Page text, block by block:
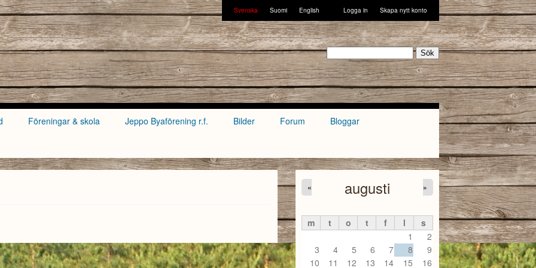
Svenska Suomi English Logga in Skapa nytt konto
Föreningar & skola Jeppo Byaförening r.f. Bilder Forum Bloggar
augusti
« »
m t o t f l
s
1
2
3
4 5 6 7 8
9
10
11 12 13 14 15
16